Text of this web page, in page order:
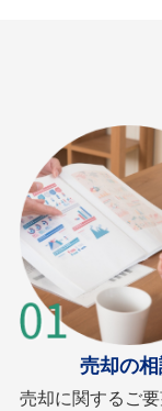
売却の
売却に関するご